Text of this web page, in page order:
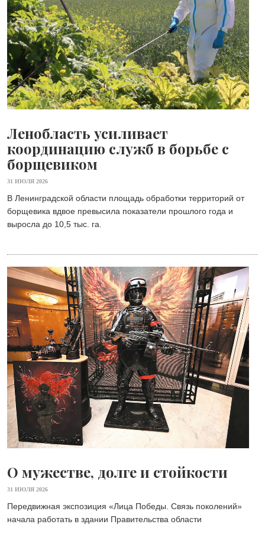
Ленобласть усиливает
координацию служб в борьбе с
борщевиком
31 ИЮЛЯ 2026
В Ленинградской области площадь обработки территорий от
борщевика вдвое превысила показатели прошлого года и
выросла до 10,5 тыс. га.
О мужестве, долге и стойкости
31 ИЮЛЯ 2026
Передвижная экспозиция «Лица Победы. Связь поколений»
начала работать в здании Правительства области